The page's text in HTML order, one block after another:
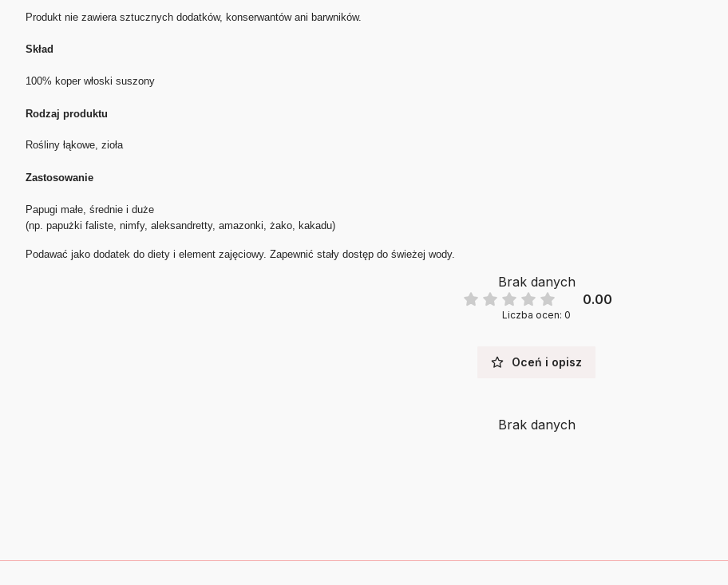
Produkt nie zawiera sztucznych dodatków, konserwantów ani barwników.
Skład
100% koper włoski suszony
Rodzaj produktu
Rośliny łąkowe, zioła
Zastosowanie
Papugi małe, średnie i duże
(np. papużki faliste, nimfy, aleksandretty, amazonki, żako, kakadu)
Podawać jako dodatek do diety i element zajęciowy. Zapewnić stały dostęp do świeżej wody.
Brak danych
0.00
Liczba ocen: 0
Oceń i opisz
Brak danych